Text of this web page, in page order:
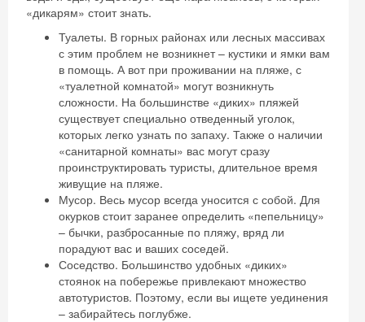
«дикарям» стоит знать.
Туалеты. В горных районах или лесных массивах
с этим проблем не возникнет – кустики и ямки вам
в помощь. А вот при проживании на пляже, с
«туалетной комнатой» могут возникнуть
сложности. На большинстве «диких» пляжей
существует специально отведенный уголок,
которых легко узнать по запаху. Также о наличии
«санитарной комнаты» вас могут сразу
проинструктировать туристы, длительное время
живущие на пляже.
Мусор. Весь мусор всегда уносится с собой. Для
окурков стоит заранее определить «пепельницу»
– бычки, разбросанные по пляжу, вряд ли
порадуют вас и ваших соседей.
Соседство. Большинство удобных «диких»
стоянок на побережье привлекают множество
автотуристов. Поэтому, если вы ищете уединения
– забирайтесь поглубже.
Получить промокод